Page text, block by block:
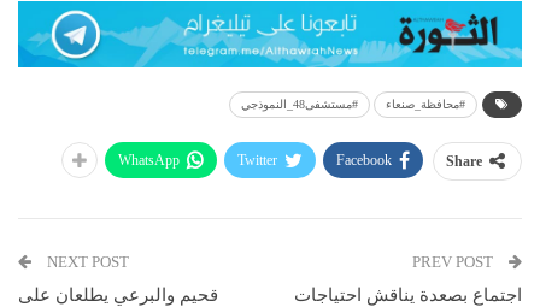
#محافظة_صنعاء #مستشفى48_النموذجي
Share
Facebook
Twitter
WhatsApp
اجتماع بصعدة يناقش احتياجات
NEXT POST
قحيم والبرعي يطلعان على